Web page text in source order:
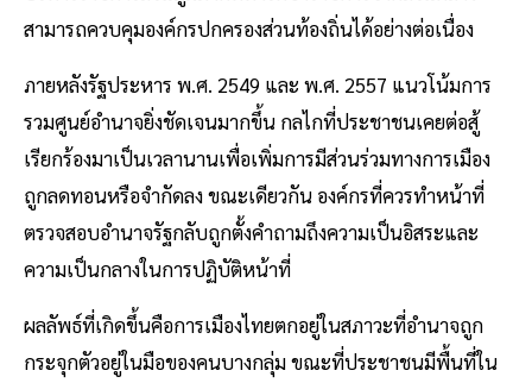
สามารถควบคุมองค์กรปกครองส่วนท้องถิ่นได้อย่างต่อเนื่อง
ภายหลังรัฐประหาร พ.ศ. 2549 และ พ.ศ. 2557 แนวโน้มการ
รวมศูนย์อำนาจยิ่งชัดเจนมากขึ้น กลไกที่ประชาชนเคยต่อสู้
เรียกร้องมาเป็นเวลานานเพื่อเพิ่มการมีส่วนร่วมทางการเมือง
ถูกลดทอนหรือจำกัดลง ขณะเดียวกัน องค์กรที่ควรทำหน้าที่
ตรวจสอบอำนาจรัฐกลับถูกตั้งคำถามถึงความเป็นอิสระและ
ความเป็นกลางในการปฏิบัติหน้าที่
ผลลัพธ์ที่เกิดขึ้นคือการเมืองไทยตกอยู่ในสภาวะที่อำนาจถูก
กระจุกตัวอยู่ในมือของคนบางกลุ่ม ขณะที่ประชาชนมีพื้นที่ใน